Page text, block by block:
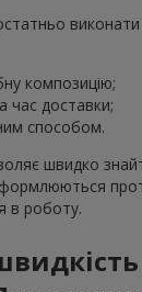
виконати
композицію;
час доставки;
способом.
швидко
в роботу.